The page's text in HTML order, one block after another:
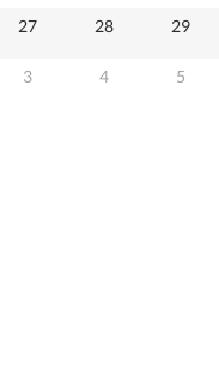
27 28 29
3 4 5